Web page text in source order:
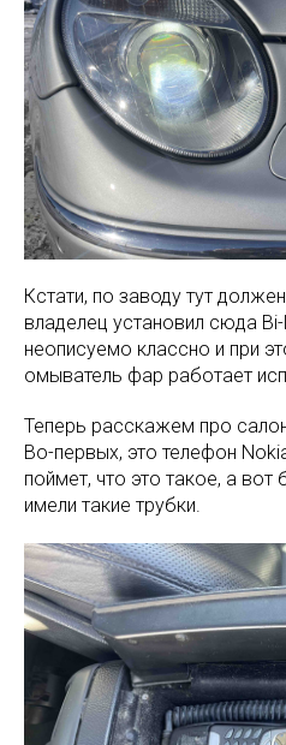
Кстати, по заводу тут
владелец установил сюда
неописуемо классно и при
омыватель фар работает
Теперь расскажем про
Во-первых, это телефон
поймет, что это такое, а
имели такие трубки.